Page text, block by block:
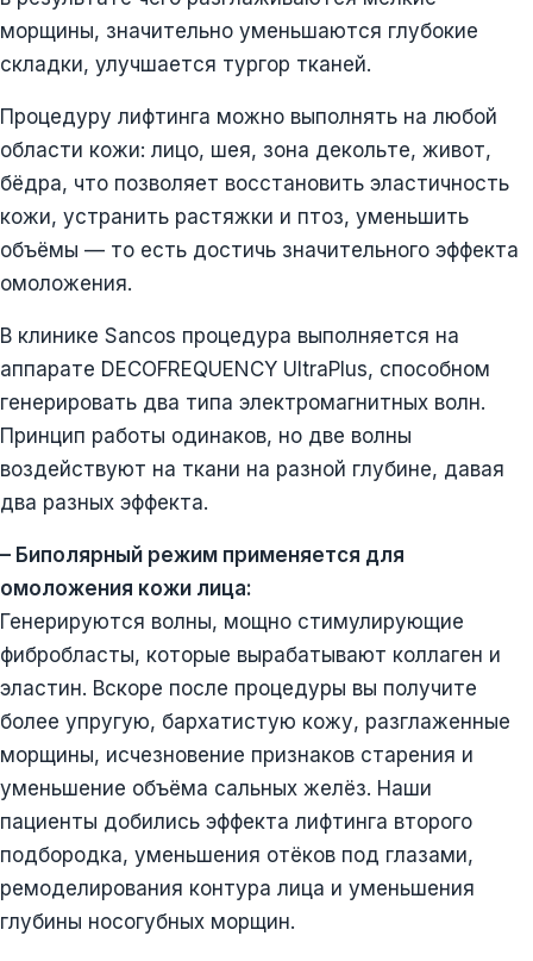
морщины, значительно уменьшаются глубокие
складки, улучшается тургор тканей.
Процедуру лифтинга можно выполнять на любой
области кожи: лицо, шея, зона декольте, живот,
бёдра, что позволяет восстановить эластичность
кожи, устранить растяжки и птоз, уменьшить
объёмы — то есть достичь значительного эффекта
омоложения.
В клинике Sancos процедура выполняется на
аппарате DECOFREQUENCY UltraPlus, способном
генерировать два типа электромагнитных волн.
Принцип работы одинаков, но две волны
воздействуют на ткани на разной глубине, давая
два разных эффекта.
– Биполярный режим применяется для
омоложения кожи лица:
Генерируются волны, мощно стимулирующие
фибробласты, которые вырабатывают коллаген и
эластин. Вскоре после процедуры вы получите
более упругую, бархатистую кожу, разглаженные
морщины, исчезновение признаков старения и
уменьшение объёма сальных желёз. Наши
пациенты добились эффекта лифтинга второго
подбородка, уменьшения отёков под глазами,
ремоделирования контура лица и уменьшения
глубины носогубных морщин.